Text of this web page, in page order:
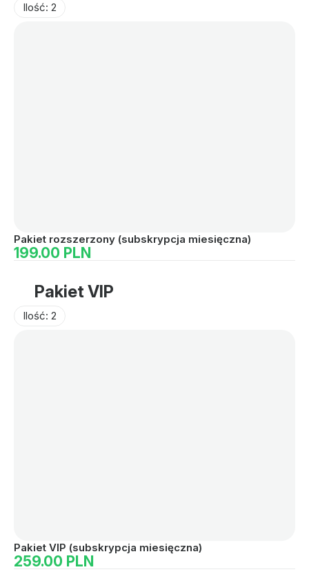
Ilość: 2
Pakiet rozszerzony (subskrypcja miesięczna)
199.00 PLN
Pakiet VIP
Ilość: 2
Pakiet VIP (subskrypcja miesięczna)
259.00 PLN